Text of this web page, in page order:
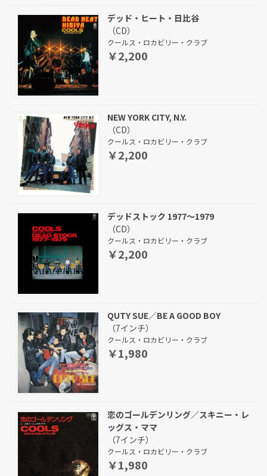
デッド・ヒート・日比谷
（CD）
クールス・ロカビリー・クラブ
￥2,200
NEW YORK CITY, N.Y.
（CD）
クールス・ロカビリー・クラブ
￥2,200
デッドストック 1977～1979
（CD）
クールス・ロカビリー・クラブ
￥2,200
QUTY SUE／BE A GOOD BOY
（7インチ）
クールス・ロカビリー・クラブ
￥1,980
恋のゴールデンリング／スキニー・レ
ッグス・ママ
（7インチ）
クールス・ロカビリー・クラブ
￥1,980